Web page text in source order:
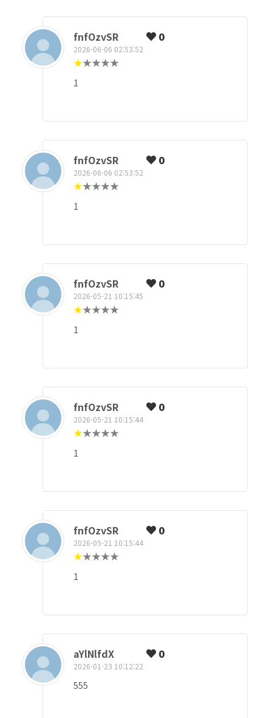
fnfOzvSR 0
2026-06-06 02:53:52
★★★★★
1
fnfOzvSR 0
2026-06-06 02:53:52
★★★★★
1
fnfOzvSR 0
2026-05-21 10:15:45
★★★★★
1
fnfOzvSR 0
2026-05-21 10:15:44
★★★★★
1
fnfOzvSR 0
2026-05-21 10:15:44
★★★★★
1
aYlNlfdX 0
2026-01-23 10:12:22
555